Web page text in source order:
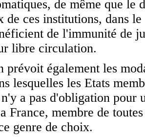
de même que
de ces institutions, dans
de l'immunité de
libre circulation.
prévoit également les
lesquelles les Etats
a pas d'obligation pour
France, membre de
genre de choix.